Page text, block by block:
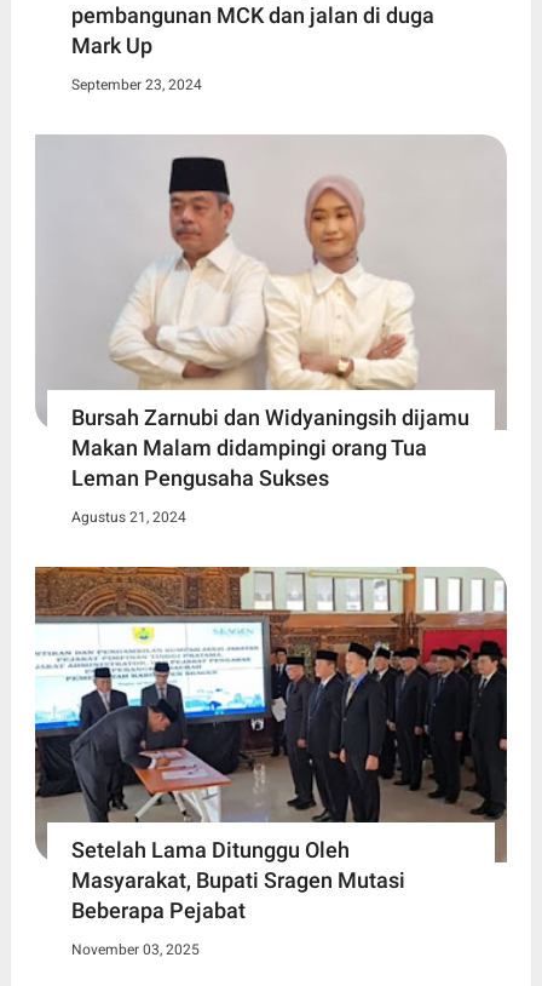
pembangunan MCK dan jalan di duga
Mark Up
September 23, 2024
Bursah Zarnubi dan Widyaningsih dijamu
Makan Malam didampingi orang Tua
Leman Pengusaha Sukses
Agustus 21, 2024
Setelah Lama Ditunggu Oleh
Masyarakat, Bupati Sragen Mutasi
Beberapa Pejabat
November 03, 2025